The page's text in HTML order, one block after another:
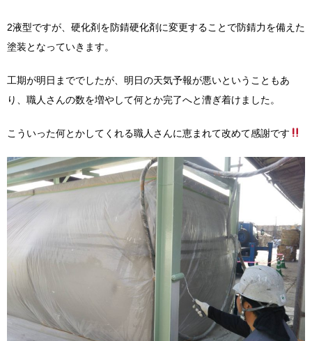
2液型ですが、硬化剤を防錆硬化剤に変更することで防錆力を備えた
塗装となっていきます。
工期が明日まででしたが、明日の天気予報が悪いということもあ
り、職人さんの数を増やして何とか完了へと漕ぎ着けました。
こういった何とかしてくれる職人さんに恵まれて改めて感謝です